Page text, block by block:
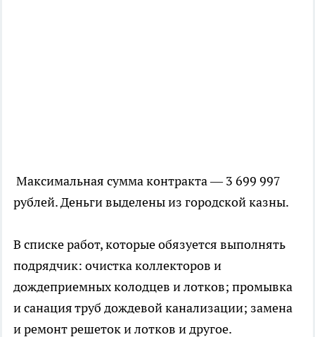
Максимальная сумма контракта — 3 699 997
рублей. Деньги выделены из городской казны.
В списке работ, которые обязуется выполнять
подрядчик: очистка коллекторов и
дождеприемных колодцев и лотков; промывка
и санация труб дождевой канализации; замена
и ремонт решеток и лотков и другое.